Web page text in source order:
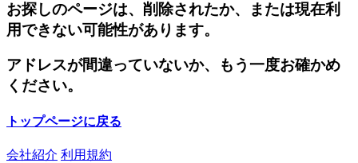
お探しのページは、削除されたか、または現在利
用できない可能性があります。
アドレスが間違っていないか、もう一度お確かめ
ください。
トップページに戻る
会社紹介 利用規約